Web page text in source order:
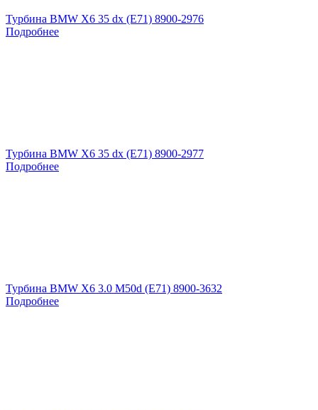
Турбина BMW X6 35 dx (E71) 8900-2976
Подробнее
Турбина BMW X6 35 dx (E71) 8900-2977
Подробнее
Турбина BMW X6 3.0 M50d (E71) 8900-3632
Подробнее